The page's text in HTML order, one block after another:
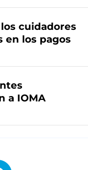
cuidadores
en los pagos
a IOMA